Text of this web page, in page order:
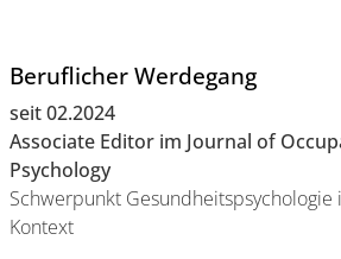
Beruflicher Werdegang
seit 02.2024
Associate Editor im Journal of
Psychology
Schwerpunkt
Kontext